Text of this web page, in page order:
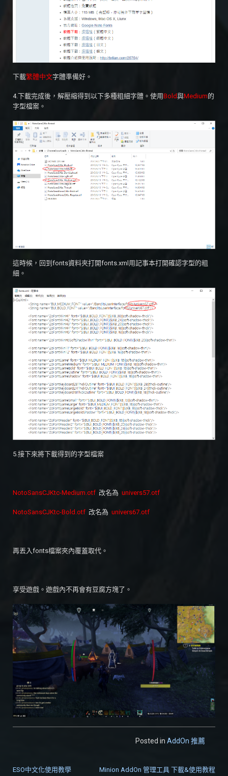
下載繁體中文字體準備好。
4.下載完成後，解壓縮得到以下多種粗細字體。使用Bold與Medium的
字型檔案。
這時候，回到fonts資料夾打開fonts.xml用記事本打開確認字型的粗
細。
5.接下來將下載得到的字型檔案
NotoSansCJKtc-Medium.otf 改名為 univers57.otf
NotoSansCJKtc-Bold.otf 改名為 univers67.otf
再丟入fonts檔案夾內覆蓋取代。
享受遊戲。遊戲內不再會有豆腐方塊了。
Posted in AddOn 推薦
ESO中文化使用教學 Minion AddOn 管理工具 下載&使用教程